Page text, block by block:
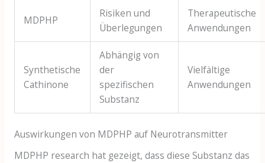
MDPHP
Risiken und
Überlegungen
Therapeutische
Anwendungen
Synthetische
Cathinone
Abhängig von
der
spezifischen
Substanz
Vielfältige
Anwendungen
Auswirkungen von MDPHP auf Neurotransmitter
MDPHP research hat gezeigt, dass diese Substanz das